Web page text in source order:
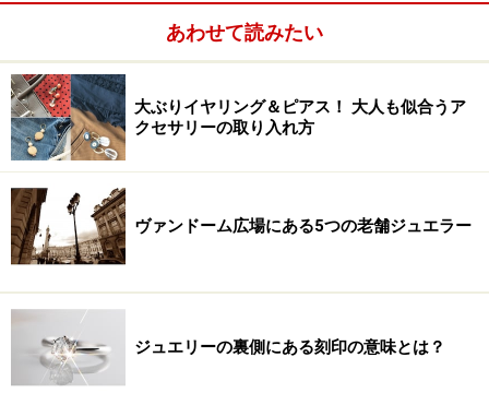
あわせて読みたい
大ぶりイヤリング＆ピアス！ 大人も似合うア
クセサリーの取り入れ方
ヴァンドーム広場にある5つの老舗ジュエラー
ジュエリーの裏側にある刻印の意味とは？